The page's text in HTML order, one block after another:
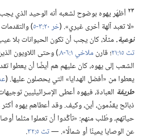
٢٣ أظهَر يهوه بوضوح لشعبه أنه الوحيد الذي
«لا تعبد آلهة أخرى غيري».‏ (‏خر ٢٠:‏٣-‏٥
‏)‏
نوعية.‏مثلًا،‏ كان يجب أن تكون الحيوانات بلا
تث ١٥:‏٢١
‏؛‏ قارنملاخي ١:‏٦-‏٨
‏.‏)‏ وحتى اللاويون
الشعب إلى يهوه،‏ كان عليهم هم أيضًا أن يعطوا
يعطوا من «أفضل الهدايا» التي يحصلون عليها.‏ (‏عد
طريقة العبادة،‏ فيهوه أعطى الإسرائيليين
حياتهم،‏ وطُلب منهم:‏ «تأكَّدوا أن تعملوا مثلما
عن الوصايا يمينًا أو شمالًا».‏ —‏تث ٥:‏٣٢ ‏.‏